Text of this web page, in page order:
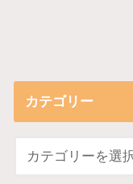
カテゴリー